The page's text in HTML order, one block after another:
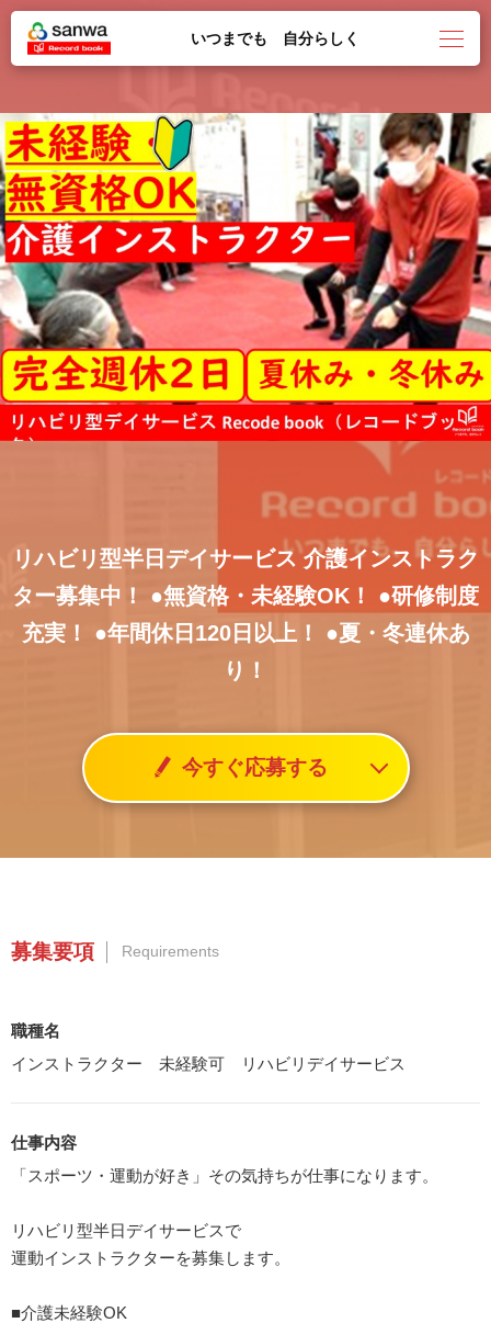
いつまでも 自分らしく
リハビリ型半日デイサービス介護インストラク
ター募集中！
●無資格・未経験OK！
●研修制度
充実！
●年間休日120日以上！
●夏・冬連休あ
り！
今すぐ応募する
募集要項 Requirements
職種名
インストラクター 未経験可 リハビリデイサービス
仕事内容
「スポーツ・運動が好き」その気持ちが仕事になります。
リハビリ型半日デイサービスで
運動インストラクターを募集します。
■介護未経験OK